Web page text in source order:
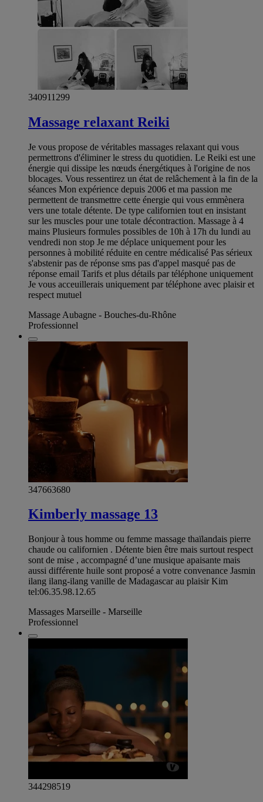
340911299
Massage relaxant Reiki
Je vous propose de véritables massages relaxant qui vous
permettrons d'éliminer le stress du quotidien. Le Reiki est une
énergie qui dissipe les nœuds énergétiques à l'origine de nos
blocages. Vous ressentirez un état de relâchement à la fin de la
séances Mon expérience depuis 2006 et ma passion me
permettent de transmettre cette énergie qui vous emmènera
vers une totale détente. De type californien tout en insistant
sur les muscles pour une totale décontraction. Massage à 4
mains Plusieurs formules possibles de 10h à 17h du lundi au
vendredi non stop Je me déplace uniquement pour les
personnes à mobilité réduite en centre médicalisé Pas sérieux
s'abstenir pas de réponse sms pas d'appel masqué pas de
réponse email Tarifs et plus détails par téléphone uniquement
Je vous acceuillerais uniquement par téléphone avec plaisir et
respect mutuel
Massage Aubagne - Bouches-du-Rhône
Professionnel
347663680
Kimberly massage 13
Bonjour à tous homme ou femme massage thaïlandais pierre
chaude ou californien . Détente bien être mais surtout respect
sont de mise , accompagné d’une musique apaisante mais
aussi différente huile sont proposé a votre convenance Jasmin
ilang ilang-ilang vanille de Madagascar au plaisir Kim
tel:06.35.98.12.65
Massages Marseille - Marseille
Professionnel
344298519